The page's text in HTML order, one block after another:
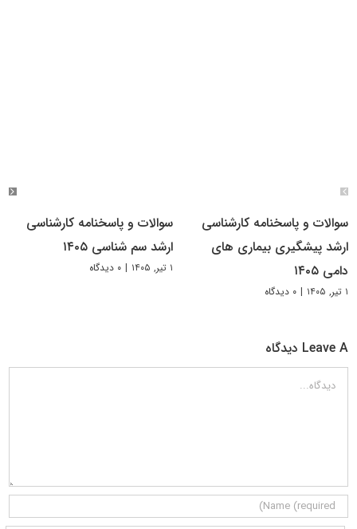
سوالات و پاسخنامه کارشناسی
ارشد پیشگیری بیماری های
دامی ۱۴۰۵
۱ تیر, ۱۴۰۵ | ۰ دیدگاه
سوالات و پاسخنامه کارشناسی
ارشد سم شناسی ۱۴۰۵
۱ تیر, ۱۴۰۵ | ۰ دیدگاه
Leave A دیدگاه
دیدگاه